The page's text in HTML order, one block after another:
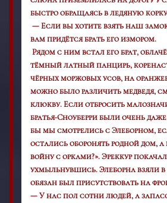
быстро обращаясь в ледяную
— Если вы хотите взять наш
вам придётся брать его измором.
Рядом с ним встал его брат,
тёмный латный панцирь,
чёрных моржовых усов, на
можно было различить медведя,
клюкву. Если отбросить
братья-Сноуберри были очень
бы мы смотрелись с Элеборном,
остались оборонять родной дом,
войну с орками?». Эреккур
ухмыльнувшись. Элеборна взяли
обязан был присутствовать на
— У нас пол сотни людей, а